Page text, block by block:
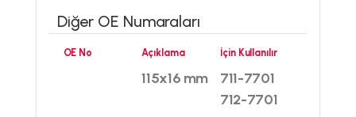
Diğer OE Numaraları
OE No Açıklama
115x16 mm
İçin Kullanılır
711-7701
712-7701